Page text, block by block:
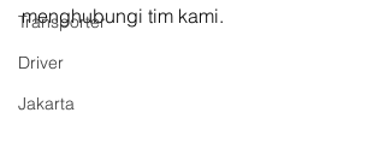
Transporter
Driver
Jakarta
menghubungi tim kami.